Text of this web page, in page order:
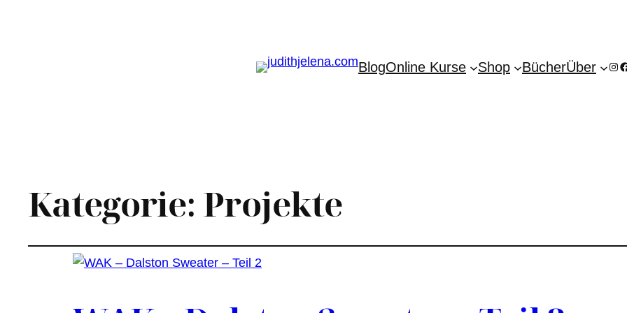
BlogOnline Kurse Shop BücherÜber
Kategorie: Projekte